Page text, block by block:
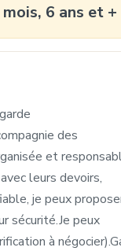
mois, 6 ans et +
des
et
leurs devoirs,
je peux
sécurité.Je peux
à